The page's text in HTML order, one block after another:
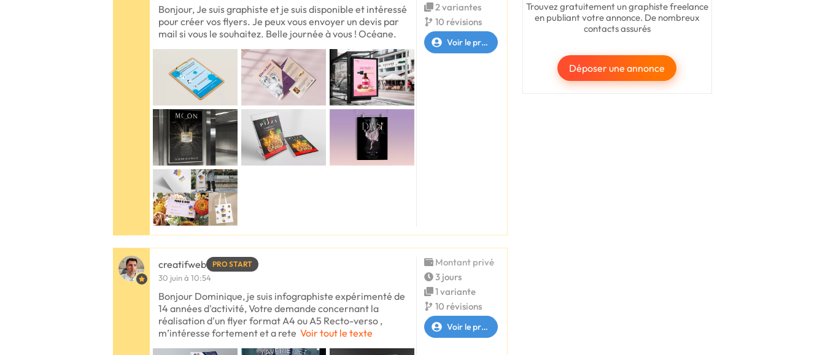
Trouvez gratuitement un graphiste freelance
en publiant votre annonce. De nombreux
contacts assurés
Déposer une annonce
Bonjour, Je suis graphiste et je suis disponible et intéressé
pour créer vos flyers. Je peux vous envoyer un devis par
mail si vous le souhaitez. Belle journée à vous ! Océane.
2 variantes
10 révisions
Voir le profil
creatifweb PRO START
30 juin à 10:54
Bonjour Dominique, je suis infographiste expérimenté de
14 années d'activité, Votre demande concernant la
réalisation d'un flyer format A4 ou A5 Recto-verso ,
m’intéresse fortement et a rete Voir tout le texte
Montant privé
3 jours
1 variante
10 révisions
Voir le profil